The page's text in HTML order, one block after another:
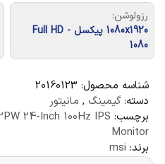
رزولوشن:
1080x1920 پیکسل - Full HD
1080
شناسه محصول: 20160123
دسته:گیمینگ , مانیتور
برچسب: 24-Inch 100Hz IPS
Monitor
برند: msi